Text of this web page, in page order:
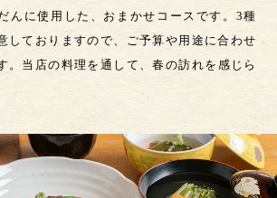
んに使用した、おまかせコースです。 3種
しておりますので、ご予算や用途に合わせ
。 当店の料理を通して、春の訪れを感じら